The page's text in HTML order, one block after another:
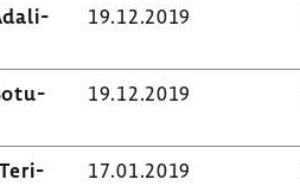
19.12.2019
19.12.2019
17.01.2019